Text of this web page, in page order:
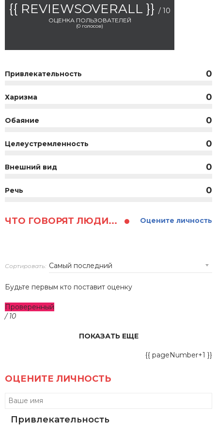
{{ REVIEWSOVERALL }} / 10
ОЦЕНКА ПОЛЬЗОВАТЕЛЕЙ
(0 голосов)
Привлекательность 0
Харизма 0
Обаяние 0
Целеустремленность 0
Внешний вид 0
Речь 0
ЧТО ГОВОРЯТ ЛЮДИ... Оцените личность
Сортировать:
Будьте первым кто поставит оценку
Проверенный
/ 10
ПОКАЗАТЬ ЕЩЕ
{{ pageNumber+1 }}
ОЦЕНИТЕ ЛИЧНОСТЬ
Привлекательность